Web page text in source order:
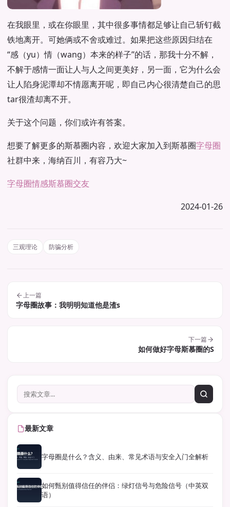
在我眼里，或在你眼里，其中很多事情都足够让自己斩钉截
铁地离开。可她俩或不舍或难过。如果把这些原因归结在
“感（yu）情（wang）本来的样子”的话，那我十分不解，
不解于感情一面让人与人之间更美好，另一面，它为什么会
让人陷身泥潭却不情愿离开呢，即自己内心很清楚自己的思
tar很渣却离不开。
关于这个问题，你们或许有答案。
想要了解更多的斯慕圈内容，欢迎大家加入到斯慕圈字母圈
社群中来，海纳百川，有容乃大~
字母圈情感斯慕圈交友
2024-01-26
三观理论 防骗分析
上一篇
字母圈故事：我明明知道他是渣s
下一篇
如何做好字母斯慕圈的S
最新文章
字母圈是什么？含义、由来、常见术语与安全入门全解析
如何甄别值得信任的伴侣：绿灯信号与危险信号（中英双
语）